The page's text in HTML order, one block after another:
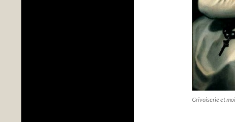
Grivoiserie et